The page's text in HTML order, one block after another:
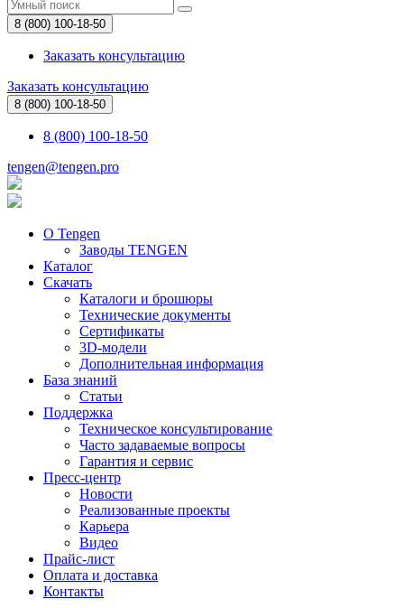
8 (800) 100-18-50
Заказать консультацию
Заказать консультацию
8 (800) 100-18-50
8 (800) 100-18-50
tengen@tengen.pro
О Tengen
Заводы TENGEN
Каталог
Скачать
Каталоги и брошюры
Технические документы
Сертификаты
3D-модели
Дополнительная информация
База знаний
Статьи
Поддержка
Техническое консультирование
Часто задаваемые вопросы
Гарантия и сервис
Пресс-центр
Новости
Реализованные проекты
Карьера
Видео
Прайс-лист
Оплата и доставка
Контакты